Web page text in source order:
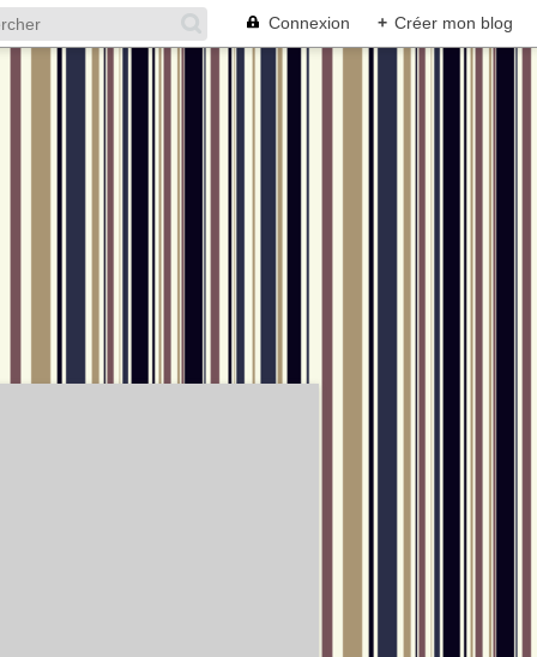
Connexion + Créer mon blog